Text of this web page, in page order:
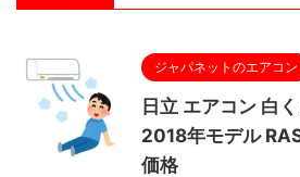
ジャパネットのエアコン
日立 エアコン 白
2018年モデル
価格